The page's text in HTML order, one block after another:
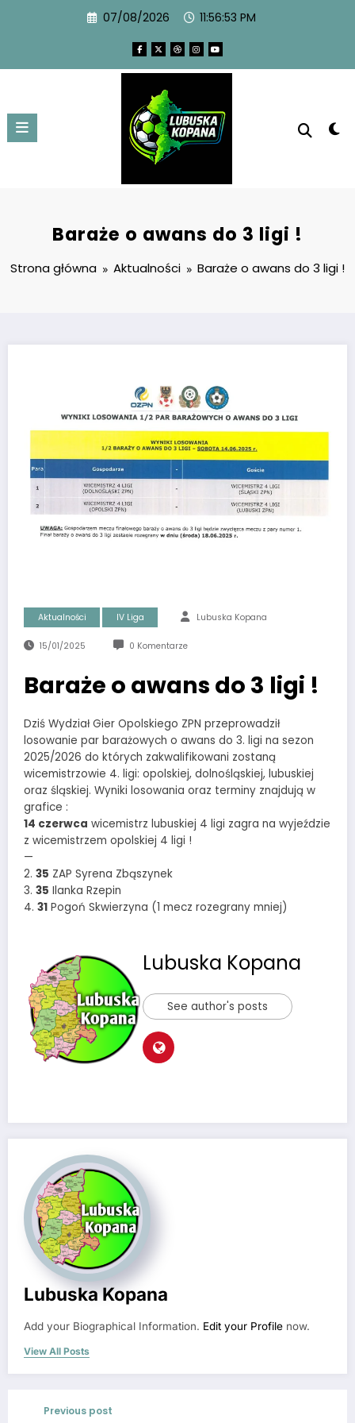
07/08/2026 11:56:54 PM
Baraże o awans do 3 ligi !
Strona główna Aktualności Baraże o awans do 3 ligi !
Aktualności IV Liga Lubuska Kopana
15/01/2025 0 Komentarze
Baraże o awans do 3 ligi !
Dziś Wydział Gier Opolskiego ZPN przeprowadził
losowanie par barażowych o awans do 3. ligi na sezon
2025/2026 do których zakwalifikowani zostaną
wicemistrzowie 4. ligi: opolskiej, dolnośląskiej, lubuskiej
oraz śląskiej. Wyniki losowania oraz terminy znajdują w
grafice :
14 czerwca wicemistrz lubuskiej 4 ligi zagra na wyjeździe
z wicemistrzem opolskiej 4 ligi !
—
2. 35 ZAP Syrena Zbąszynek
3. 35 Ilanka Rzepin
4. 31 Pogoń Skwierzyna (1 mecz rozegrany mniej)
Lubuska Kopana
See author's posts
Lubuska Kopana
Add your Biographical Information. Edit your Profile now.
View All Posts
Previous post